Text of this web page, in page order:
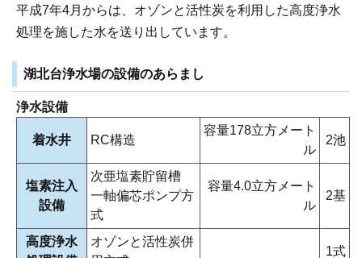
平成7年4月からは、オゾンと活性炭を利用した高度浄水
処理を施した水を送り出しています。
湖北台浄水場の設備のあらまし
浄水設備
着水井 RC構造
容量178立方メート
ル
2池
塩素注入
設備
次亜塩素貯留槽
一軸偏芯ポンプ方
式
容量4.0立方メート
ル
2基
高度浄水
オゾンと活性炭併
1式